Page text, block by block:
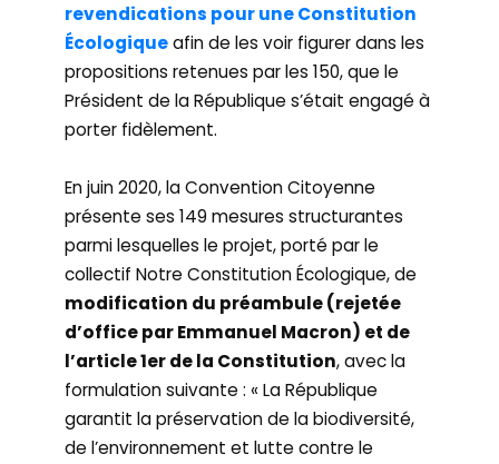
revendications pour une Constitution
Écologiqueafin de les voir figurer dans les
propositions retenues par les 150, que le
Président de la République s’était engagé à
porter fidèlement.
En juin 2020, la Convention Citoyenne
présente ses 149 mesures structurantes
parmi lesquelles le projet, porté par le
collectif Notre Constitution Écologique, de
modification du préambule (rejetée
d’office par Emmanuel Macron) et de
l’article 1er de la Constitution, avec la
formulation suivante : « La République
garantit la préservation de la biodiversité,
de l’environnement et lutte contre le